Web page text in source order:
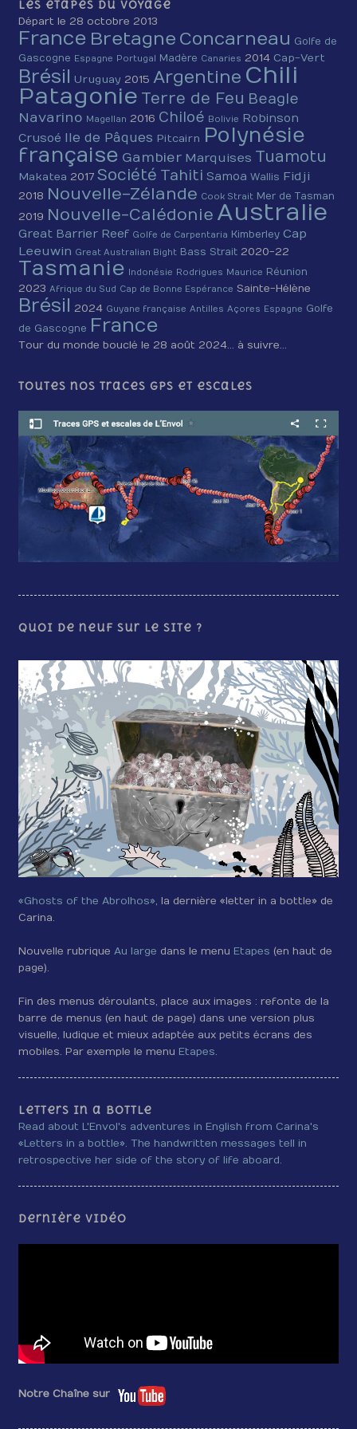
Les étapes du voyage
Départ le 28 octobre 2013
France Bretagne Concarneau Golfe de
Gascogne Espagne Portugal Madère Canaries 2014 Cap-Vert
Brésil Uruguay 2015Argentine Chili
Patagonie Terre de Feu Beagle
Navarino Magellan 2016 Chiloé Bolivie Robinson
Crusoé Ile de Pâques Pitcairn Polynésie
française Gambier Marquises Tuamotu
Makatea 2017Société Tahiti Samoa Wallis Fidji
2018 Nouvelle-Zélande Cook Strait Mer de Tasman
2019 Nouvelle-Calédonie Australie
Great Barrier Reef Golfe de Carpentaria Kimberley Cap
Leeuwin Great Australian Bight Bass Strait 2020-22
Tasmanie Indonésie Rodrigues Maurice Réunion
2023Afrique du Sud Cap de Bonne Espérance Sainte-Hélène
Brésil 2024 Guyane française Antilles Açores Espagne Golfe
de Gascogne France
Tour du monde bouclé le 28 août 2024… à suivre…
Toutes nos traces GPS et escales
Quoi de neuf sur le site ?
«Ghosts of the Abrolhos», la dernière «letter in a bottle» de
Carina.
Nouvelle rubriqueAu large dans le menu Etapes (en haut de
page).
Fin des menus déroulants, place aux images : refonte de la
barre de menus (en haut de page) dans une version plus
visuelle, ludique et mieux adaptée aux petits écrans des
mobiles. Par exemple le menu Etapes.
Letters in a bottle
Read about L'Envol's adventures in English from Carina's
«Letters in a bottle». The handwritten messages tell in
retrospective her side of the story of life aboard.
Dernière vidéo
Notre Chaîne sur